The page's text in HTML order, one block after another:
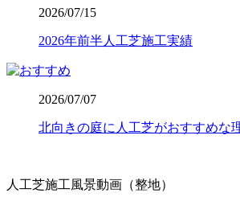
お庭でのバーベキューは家族や友人
て、ご家庭で簡単に拭き取ることがで
す。安心してアウトドアを楽しめるお
2026.6.24
たり、定期的に芝刈り機を動かしたり
忙しい現代人にとって、お庭を「維持
2026/07/15
2026年前半人工芝施工実績
2026/07/07
北向きの庭に人工芝がおすすめな
人工芝施工風景動画（整地）